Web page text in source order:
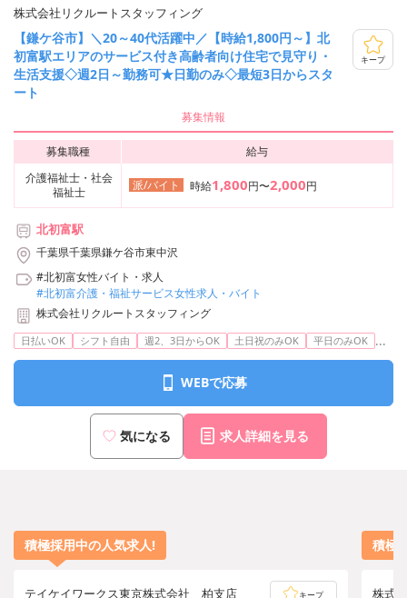
株式会社リクルートスタッフィング
【鎌ケ谷市】＼20～40代活躍中／【時給1,800円～】北
初富駅エリアのサービス付き高齢者向け住宅で見守り・
生活支援◇週2日～勤務可★日勤のみ◇最短3日からスタ
ート
キープ
募集情報
募集職種
給与
介護福祉士・社会
福祉士
派/バイト 時給1,800円〜2,000円
北初富駅
千葉県千葉県鎌ケ谷市東中沢
#北初富女性バイト・求人
#北初富介護・福祉サービス女性求人・バイト
株式会社リクルートスタッフィング
日払いOK シフト自由 週2、3日からOK 土日祝のみOK 平日のみOK ...
WEBで応募
気になる 求人詳細を見る
積極採用中の人気求人!
テイケイワークス東京株式会社 柏支店 キープ
積極
株式